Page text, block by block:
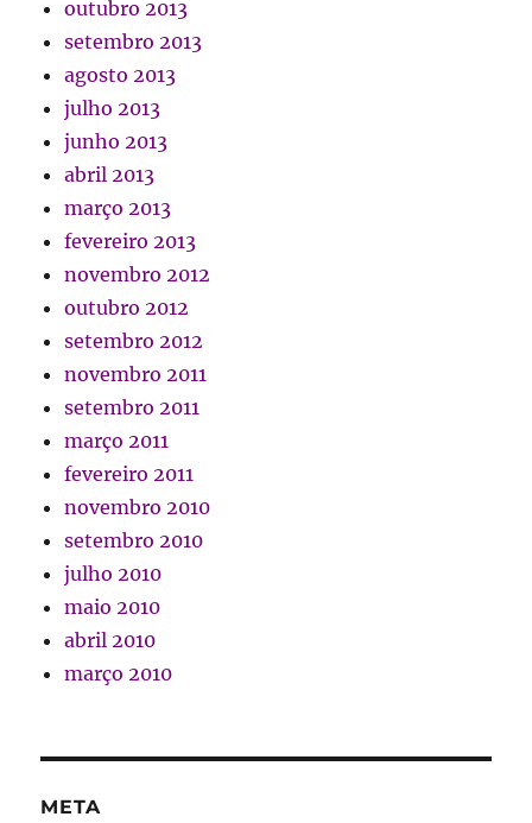
outubro 2013
setembro 2013
agosto 2013
julho 2013
junho 2013
abril 2013
março 2013
fevereiro 2013
novembro 2012
outubro 2012
setembro 2012
novembro 2011
setembro 2011
março 2011
fevereiro 2011
novembro 2010
setembro 2010
julho 2010
maio 2010
abril 2010
março 2010
META